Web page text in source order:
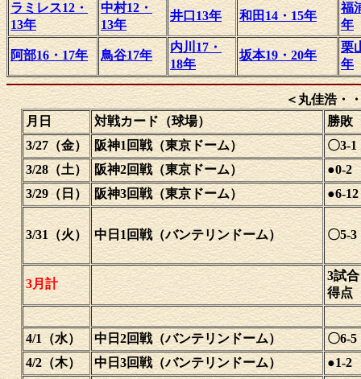
ラミレス12・
13年
中村12・
13年
井口13年 和田14・15年
福
年
阿部16・17年 鳥谷17年
内川17・
18年
坂本19・20年
栗
年
＜丸佳浩・
月日
対戦カード（球場）
勝敗
3/27（金） 阪神1回戦（東京ドーム）
〇3-1
3/28（土） 阪神2回戦（東京ドーム）
●0-2
3/29（日）
阪神3回戦（東京ドーム） ●6-12
3/31（火） 中日1回戦（バンテリンドーム） 〇5-3
3月計
3試
得
4/1（水） 中日2回戦（バンテリンドーム）
〇6-5
4/2（木）
中日3回戦（バンテリンドーム）
●1-2